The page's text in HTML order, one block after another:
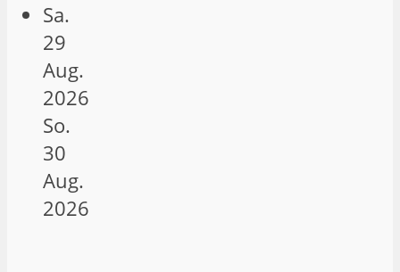
Sa.
29
Aug.
2026
So.
30
Aug.
2026